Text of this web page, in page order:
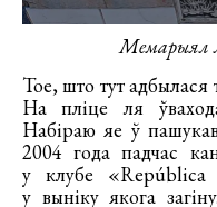
Мемарыял
Тое, што тут адбылася
На пліце ля
Набіраю яе ў
2004 года падчас
у клубе «República
у выніку якога